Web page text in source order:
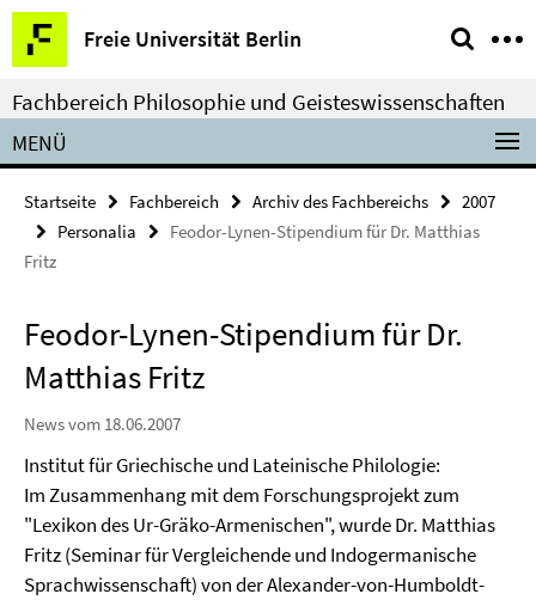
Springe
direkt
zu
Inhalt
Freie Universität Berlin
Service-
Navigation
Fachbereich Philosophie und Geisteswissenschaften
MENÜ
Startseite Fachbereich Archiv des Fachbereichs
2007
Personalia
Feodor-Lynen-Stipendium für Dr. Matthias
Fritz
Feodor-Lynen-Stipendium für Dr.
Matthias Fritz
News vom 18.06.2007
Institut für Griechische und Lateinische Philologie:
Im Zusammenhang mit dem Forschungsprojekt zum
"Lexikon des Ur-Gräko-Armenischen", wurde Dr. Matthias
Fritz (Seminar für Vergleichende und Indogermanische
Sprachwissenschaft) von der Alexander-von-Humboldt-